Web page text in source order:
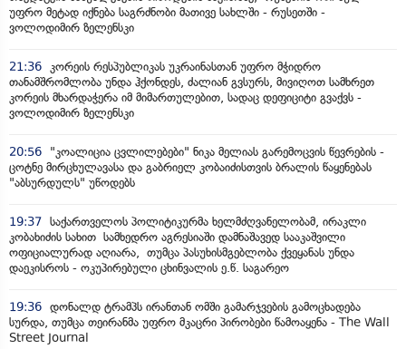
უფრო მეტად იქნება საგრძნობი მათივე სახლში - რუსეთში -
ვოლოდიმირ ზელენსკი
21:36
კორეის რესპუბლიკას უკრაინასთან უფრო მჭიდრო
თანამშრომლობა უნდა ჰქონდეს, ძალიან გვსურს, მივიღოთ სამხრეთ
კორეის მხარდაჭერა იმ მიმართულებით, სადაც დეფიციტი გვაქვს -
ვოლოდიმირ ზელენსკი
20:56
"კოალიცია ცვლილებები" ნიკა მელიას გარემოცვის წევრების -
ცოტნე მირცხულავასა და გაბრიელ კობაიძისთვის ბრალის წაყენებას
"აბსურდულს" უწოდებს
19:37 საქართველოს პოლიტიკურმა ხელმძღვანელობამ, ირაკლი
კობახიძის სახით სამხედრო აგრესიაში დამნაშავედ სააკაშვილი
ოფიციალურად აღიარა, თუმცა პასუხისმგებლობა ქვეყანას უნდა
დაეკისროს - ოკუპირებული ცხინვალის ე.წ. საგარეო
19:36 დონალდ ტრამპს ირანთან ომში გამარჯვების გამოცხადება
სურდა, თუმცა თეირანმა უფრო მკაცრი პირობები წამოაყენა - The Wall
Street Journal